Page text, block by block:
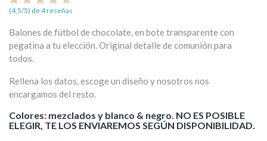
(4,5/5) de 4 reseñas
Balones de fútbol de chocolate, en bote transparente con
pegatina a tu elección. Original detalle de comunión para
todos.
Rellena los datos, escoge un diseño y nosotros nos
encargamos del resto.
Colores: mezclados y blanco & negro. NO ES POSIBLE
ELEGIR, TE LOS ENVIAREMOS SEGÚN DISPONIBILIDAD.